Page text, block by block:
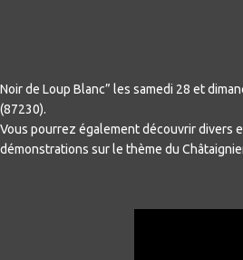
Noir de Loup Blanc” les samedi 28 et
(87230).
Vous pourrez également découvrir divers
démonstrations sur le thème du